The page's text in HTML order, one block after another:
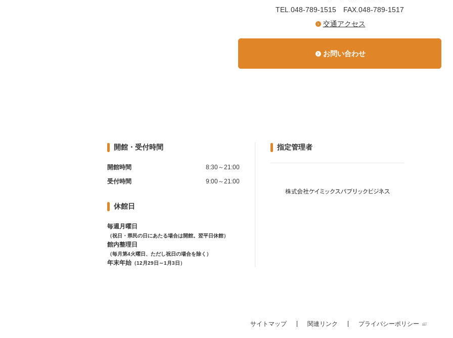
TEL.048-789-1515 FAX.048-789-1517
交通アクセス
お問い合わせ
開館・受付時間
開館時間
8:30～21:00
受付時間
9:00～21:00
休館日
毎週月曜日
（祝日・県民の日にあたる場合は開館。翌平日休館）
館内整理日
（毎月第4火曜日、ただし祝日の場合を除く）
年末年始 （12月29日～1月3日）
指定管理者
サイトマップ 関連リンク プライバシーポリシー